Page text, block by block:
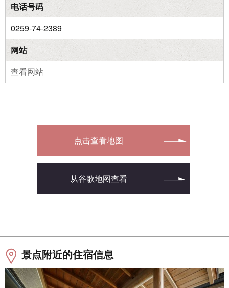
电话号码
0259-74-2389
网站
查看网站
点击查看地图
从谷歌地图查看
景点附近的住宿信息